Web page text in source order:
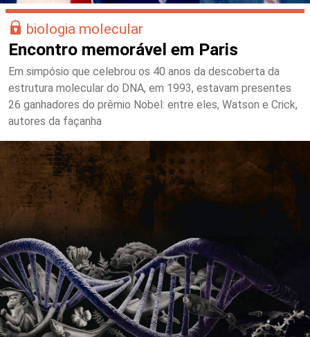
biologia molecular
Encontro memorável em Paris
Em simpósio que celebrou os 40 anos da descoberta da
estrutura molecular do DNA, em 1993, estavam presentes
26 ganhadores do prêmio Nobel: entre eles, Watson e Crick,
autores da façanha